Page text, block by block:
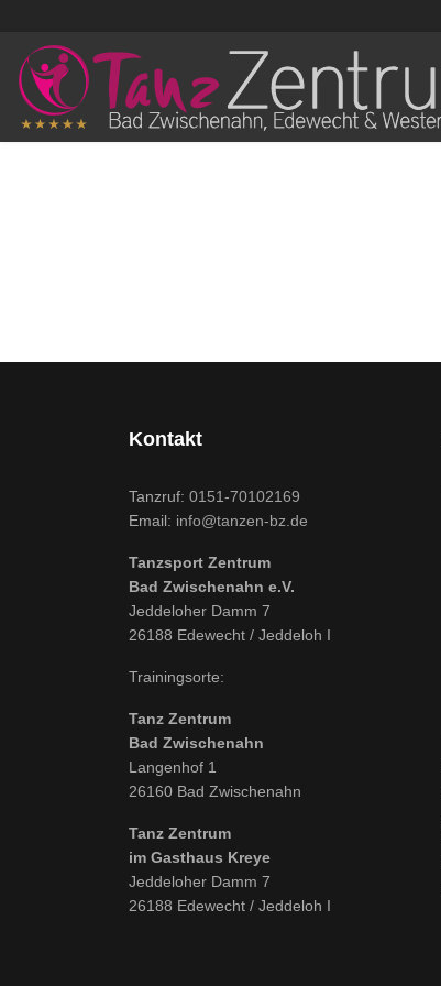
Kontakt
Tanzruf: 0151-70102169
Email: info@tanzen-bz.de
Tanzsport Zentrum
Bad Zwischenahn e.V.
Jeddeloher Damm 7
26188 Edewecht / Jeddeloh I
Trainingsorte:
Tanz Zentrum
Bad Zwischenahn
Langenhof 1
26160 Bad Zwischenahn
Tanz Zentrum
im Gasthaus Kreye
Jeddeloher Damm 7
26188 Edewecht / Jeddeloh I